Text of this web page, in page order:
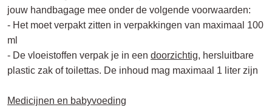
jouw handbagage mee onder de volgende voorwaarden:
- Het moet verpakt zitten in verpakkingen van maximaal 100
ml
- De vloeistoffen verpak je in een doorzichtig, hersluitbare
plastic zak of toilettas. De inhoud mag maximaal 1 liter zijn
Medicijnen en babyvoeding